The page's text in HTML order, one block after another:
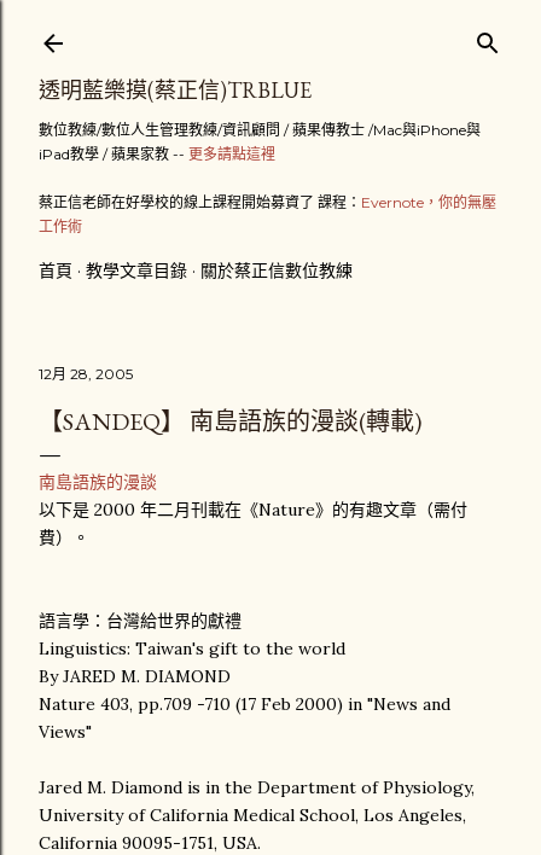
透明藍樂摸(蔡正信)TRBLUE
數位教練/數位人生管理教練/資訊顧問 / 蘋果傳教士 /Mac與iPhone與
iPad教學 / 蘋果家教 -- 更多請點這裡
蔡正信老師在好學校的線上課程開始募資了 課程： Evernote，你的無壓
工作術
首頁 教學文章目錄 關於蔡正信數位教練
12月 28, 2005
【SANDEQ】 南島語族的漫談(轉載)
南島語族的漫談
以下是 2000 年二月刊載在《Nature》的有趣文章（需付
費）。
語言學：台灣給世界的獻禮
Linguistics: Taiwan's gift to the world
By JARED M. DIAMOND
Nature 403, pp.709 -710 (17 Feb 2000) in "News and
Views"
Jared M. Diamond is in the Department of Physiology,
University of California Medical School, Los Angeles,
California 90095-1751, USA.